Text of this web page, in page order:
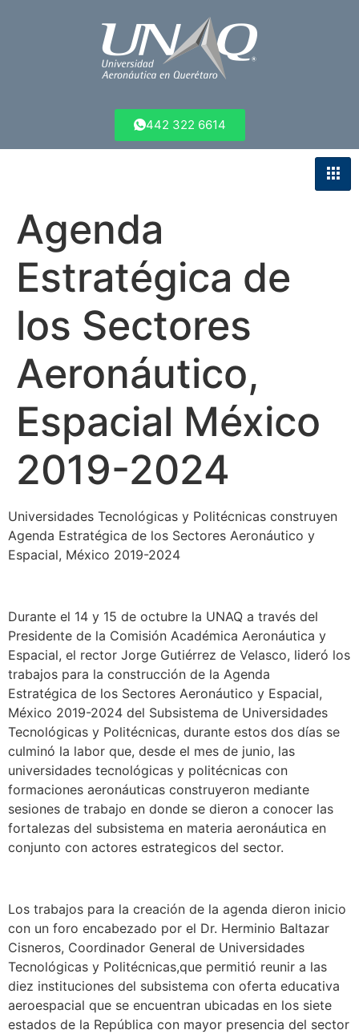
442 322 6614
Agenda
Estratégica de
los Sectores
Aeronáutico,
Espacial México
2019-2024
Universidades Tecnológicas y Politécnicas construyen
Agenda Estratégica de los Sectores Aeronáutico y
Espacial, México 2019-2024
Durante el 14 y 15 de octubre la UNAQ a través del
Presidente de la Comisión Académica Aeronáutica y
Espacial, el rector Jorge Gutiérrez de Velasco, lideró los
trabajos para la construcción de la Agenda
Estratégica de los Sectores Aeronáutico y Espacial,
México 2019-2024 del Subsistema de Universidades
Tecnológicas y Politécnicas, durante estos dos días se
culminó la labor que, desde el mes de junio, las
universidades tecnológicas y politécnicas con
formaciones aeronáuticas construyeron mediante
sesiones de trabajo en donde se dieron a conocer las
fortalezas del subsistema en materia aeronáutica en
conjunto con actores estrategicos del sector.
Los trabajos para la creación de la agenda dieron inicio
con un foro encabezado por el Dr. Herminio Baltazar
Cisneros, Coordinador General de Universidades
Tecnológicas y Politécnicas,que permitió reunir a las
diez instituciones del subsistema con oferta educativa
aeroespacial que se encuentran ubicadas en los siete
estados de la República con mayor presencia del sector